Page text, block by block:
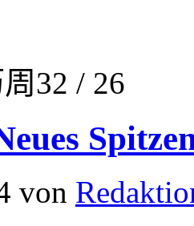
32 / 26
von